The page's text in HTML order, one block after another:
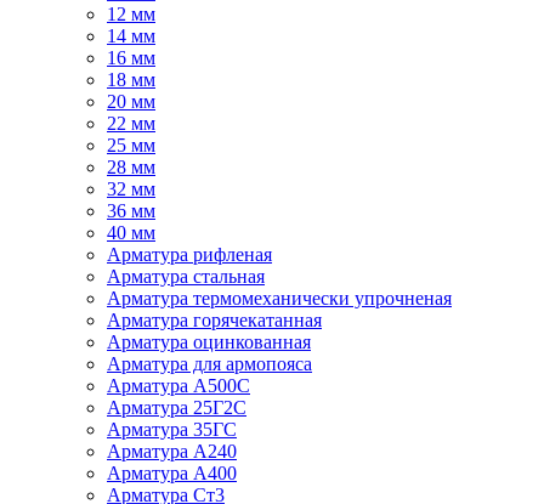
12 мм
14 мм
16 мм
18 мм
20 мм
22 мм
25 мм
28 мм
32 мм
36 мм
40 мм
Арматура рифленая
Арматура стальная
Арматура термомеханически упрочненая
Арматура горячекатанная
Арматура оцинкованная
Арматура для армопояса
Арматура A500С
Арматура 25Г2С
Арматура 35ГС
Арматура А240
Арматура А400
Арматура Ст3